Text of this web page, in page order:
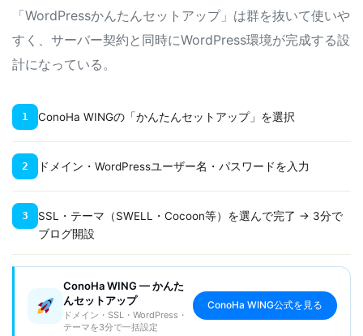
「WordPressかんたんセットアップ」は群を抜いて使いや
すく、サーバー契約と同時にWordPress環境が完成する設
計になっている。
1 ConoHa WINGの「かんたんセットアップ」を選択
2 ドメイン・WordPressユーザー名・パスワードを入力
3
SSL・テーマ（SWELL・Cocoon等）を選んで完了 → 3分で
ブログ開設
ConoHa WING — かんた
んセットアップ
ドメイン・SSL・WordPress・
テーマを3分で一括設定
ConoHa WING公式を見る